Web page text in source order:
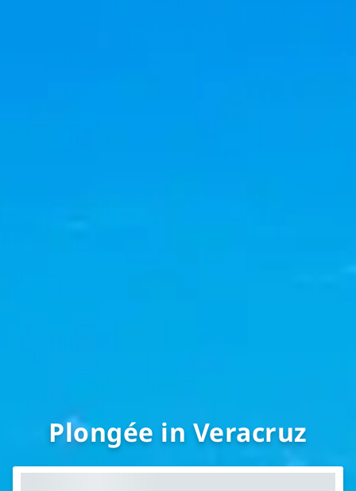
Plongée in Veracruz